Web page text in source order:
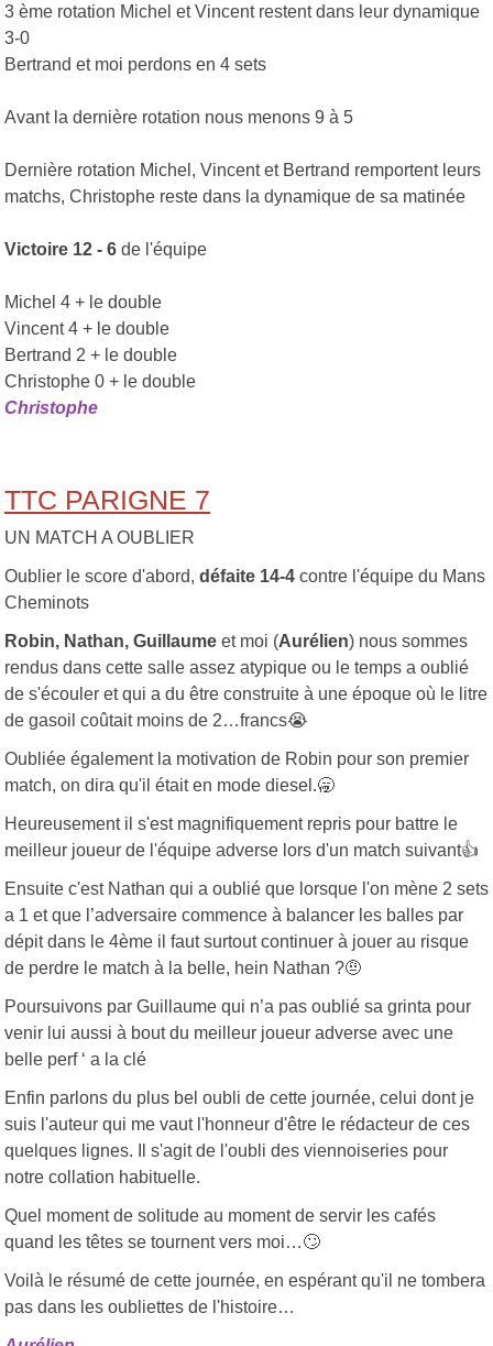
3 ème rotation Michel et Vincent restent dans leur dynamique
3-0
Bertrand et moi perdons en 4 sets
Avant la dernière rotation nous menons 9 à 5
Dernière rotation Michel, Vincent et Bertrand remportent leurs
matchs, Christophe reste dans la dynamique de sa matinée
Victoire 12 - 6 de l'équipe
Michel 4 + le double
Vincent 4 + le double
Bertrand 2 + le double
Christophe 0 + le double
Christophe
TTC PARIGNE 7
UN MATCH A OUBLIER
Oublier le score d'abord, défaite 14-4 contre l'équipe du Mans
Cheminots
Robin, Nathan, Guillaume et moi (Aurélien) nous sommes
rendus dans cette salle assez atypique ou le temps a oublié
de s'écouler et qui a du être construite à une époque où le litre
de gasoil coûtait moins de 2…francs😭
Oubliée également la motivation de Robin pour son premier
match, on dira qu'il était en mode diesel.🥱
Heureusement il s'est magnifiquement repris pour battre le
meilleur joueur de l'équipe adverse lors d'un match suivant👍
Ensuite c'est Nathan qui a oublié que lorsque l'on mène 2 sets
a 1 et que l’adversaire commence à balancer les balles par
dépit dans le 4ème il faut surtout continuer à jouer au risque
de perdre le match à la belle, hein Nathan ?🤨
Poursuivons par Guillaume qui n’a pas oublié sa grinta pour
venir lui aussi à bout du meilleur joueur adverse avec une
belle perf ‘ a la clé
Enfin parlons du plus bel oubli de cette journée, celui dont je
suis l'auteur qui me vaut l'honneur d'être le rédacteur de ces
quelques lignes. Il s'agit de l'oubli des viennoiseries pour
notre collation habituelle.
Quel moment de solitude au moment de servir les cafés
quand les têtes se tournent vers moi…🙄
Voilà le résumé de cette journée, en espérant qu'il ne tombera
pas dans les oubliettes de l'histoire…